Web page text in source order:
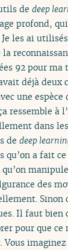
dedeep
profond,
Je les ai
92 pour ma
déjà deux
une espèce
ressemble à
dans
dedeep
qu’on a fait
des
Sinon
Il faut bien
pour que ce